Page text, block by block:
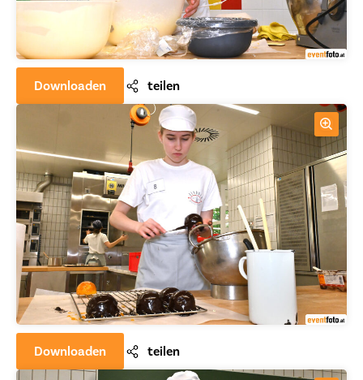
Downloaden teilen
Downloaden teilen